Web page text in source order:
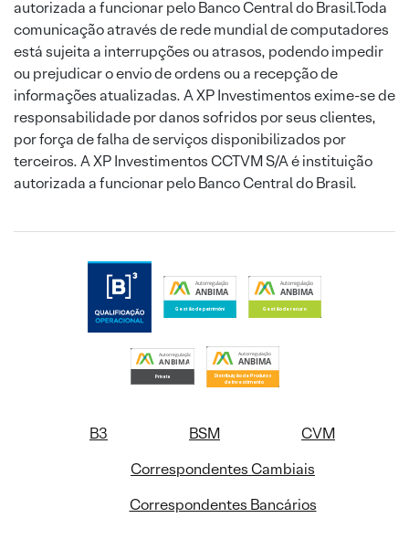
autorizada a funcionar pelo Banco Central do Brasil.Toda
comunicação através de rede mundial de computadores
está sujeita a interrupções ou atrasos, podendo impedir
ou prejudicar o envio de ordens ou a recepção de
informações atualizadas. A XP Investimentos exime-se de
responsabilidade por danos sofridos por seus clientes,
por força de falha de serviços disponibilizados por
terceiros. A XP Investimentos CCTVM S/A é instituição
autorizada a funcionar pelo Banco Central do Brasil.
B3 BSM
CVM
Correspondentes Cambiais
Correspondentes Bancários